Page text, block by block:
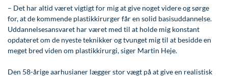
Søvn
Thoraxkirurgi (slipping rib)
Ultralydsscanning
Kæbekirurgi
Skræddersyede dropbehandlinger
Før / efter billeder
Standardbetingelser for privatbetalte
operationer
Ventetid i det offentlige - Frit sygehusvalg
– Det har altid været vigtigt for mig at give noget videre og sørge
for, at de kommende plastikkirurger får en solid basisuddannelse.
Uddannelsesansvaret har været med til at holde mig konstant
opdateret om de nyeste teknikker og tvunget mig til at besidde en
meget bred viden om plastikkirurgi, siger Martin Heje.
Den 58-årige aarhusianer lægger stor vægt på at give en realistisk